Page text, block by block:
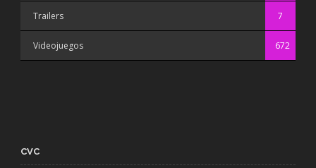
Trailers 7
Videojuegos 672
CVC